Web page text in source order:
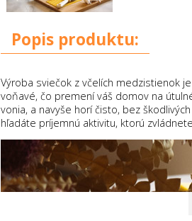
Popis produktu:
Výroba sviečok z včelích medzistienok
voňavé, čo premení váš domov na
vonia, a navyše horí čisto, bez
hľadáte príjemnú aktivitu, ktorú